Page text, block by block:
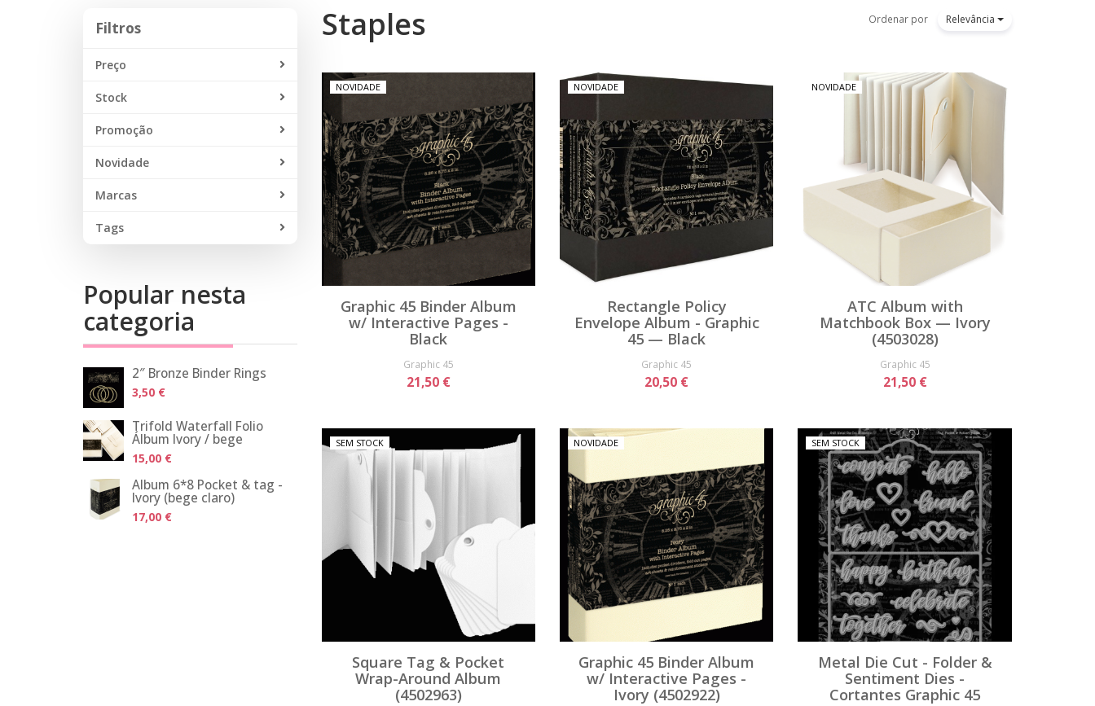
Filtros
Preço
Stock
Promoção
Novidade
Marcas
Tags
Popular nesta
categoria
2″ Bronze Binder Rings
3,50 €
Trifold Waterfall Folio
Álbum Ivory / bege
15,00 €
Álbum 6*8 Pocket & tag -
Ivory (bege claro)
17,00 €
Staples Ordenar por Relevância
NOVIDADE
Graphic 45 Binder Album
w/ Interactive Pages -
Black
Graphic 45
21,50 €
NOVIDADE
Rectangle Policy
Envelope Album - Graphic
45 — Black
Graphic 45
20,50 €
NOVIDADE
ATC Album with
Matchbook Box — Ivory
(4503028)
Graphic 45
21,50 €
SEM STOCK
Square Tag & Pocket
Wrap-Around Album
(4502963)
NOVIDADE
Graphic 45 Binder Album
w/ Interactive Pages -
Ivory (4502922)
SEM STOCK
Metal Die Cut - Folder &
Sentiment Dies -
Cortantes Graphic 45